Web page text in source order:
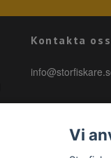
Kontakta oss
Vi